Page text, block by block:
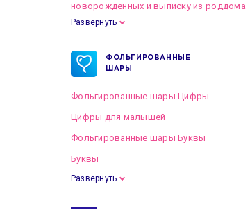
новорожденных и выписку из роддома
Готовые пакеты оформлений на Свадьбу
Развернуть
ФОЛЬГИРОВАННЫЕ
ШАРЫ
Фольгированные шары Цифры
Цифры для малышей
Фольгированные шары Буквы
Буквы
Развернуть